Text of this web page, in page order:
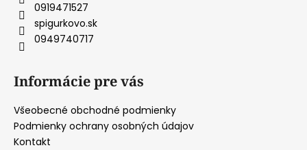
0919471527
spigurkovo.sk
0949740717
Informácie pre vás
Všeobecné obchodné podmienky
Podmienky ochrany osobných údajov
Kontakt